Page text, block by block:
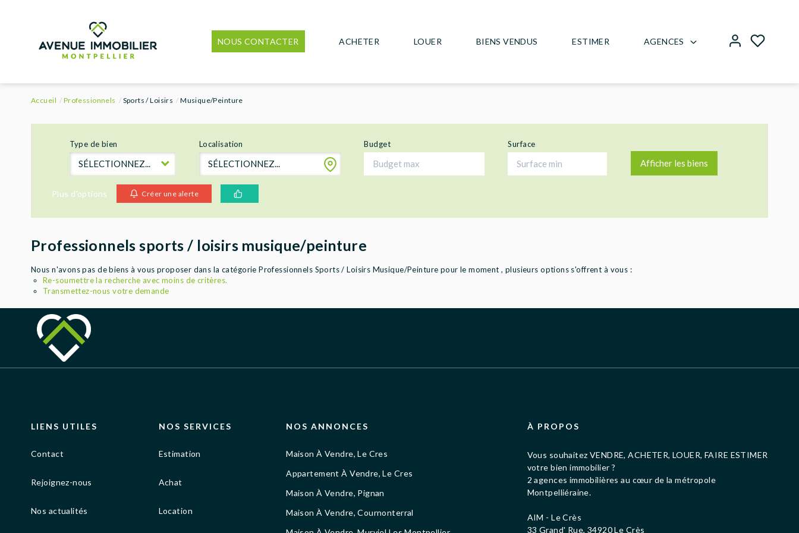
NOUS CONTACTER ACHETER LOUER BIENS VENDUS ESTIMER AGENCES
Accueil Professionnels Sports / Loisirs Musique/Peinture
Type de bien
SÉLECTIONNEZ...
Localisation
SÉLECTIONNEZ...
Budget Surface
Plus d'options Créer une alerte
Professionnels sports / loisirs musique/peinture
Nous n'avons pas de biens à vous proposer dans la catégorie Professionnels Sports / Loisirs Musique/Peinture pour le moment , plusieurs options s'offrent à vous :
Re-soumettre la recherche avec moins de critères.
Transmettez-nous votre demande
LIENS UTILES
Contact
Rejoignez-nous
Nos actualités
NOS SERVICES
Estimation
Achat
Location
NOS ANNONCES
Maison À Vendre, Le Cres
Appartement À Vendre, Le Cres
Maison À Vendre, Pignan
Maison À Vendre, Cournonterral
À PROPOS
Vous souhaitez VENDRE, ACHETER, LOUER, FAIRE ESTIMER
votre bien immobilier ?
2 agences immobilières au cœur de la métropole
Montpelliéraine.
AIM - Le Crès
33 Grand' Rue, 34920 Le Crès